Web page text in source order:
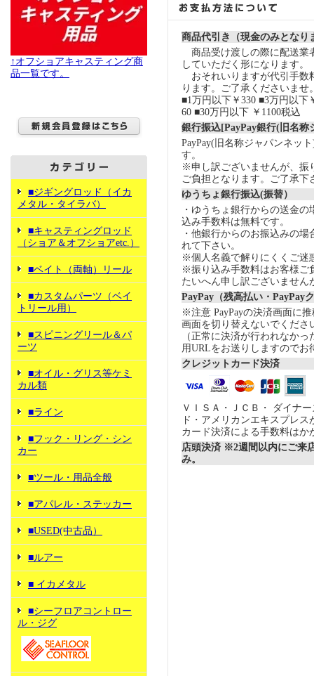
↑オフショアキャスティング商
品一覧です。
■ジギングロッド（イカ
メタル・タイラバ）
■キャスティングロッド
（ショア＆オフショアetc.）
■ベイト（両軸）リール
■カスタムパーツ（ベイ
トリール用）
■スピニングリール＆パ
ーツ
■オイル・グリス等ケミ
カル類
■ライン
■フック・リング・シン
カー
■ツール・用品全般
■アパレル・ステッカー
■USED(中古品）
■ルアー
■ イカメタル
■シーフロアコントロー
ル・ジグ
商品代引き（現金のみとなり
商品受け渡しの際に配送業
していただく形になります。
おそれいりますが代引手数
ります。ご了承くださいませ
■1万円以下￥330 ■3万円以下
60 ■30万円以下 ￥1100税込
銀行振込[PayPay銀行(旧名称
PayPay(旧名称ジャパンネッ
す。
※申し訳ございませんが、振
ご負担となります。ご了承下
ゆうちょ銀行振込(振替）
・ゆうちょ銀行からの送金
込み手数料は無料です。
・他銀行からのお振込みの場
れて下さい。
※個人名義で解りにくくご迷
※振り込み手数料はお客様ご
たいへん申し訳ございません
PayPay（残高払い・PayPay
※注意 PayPayの決済画面に
画面を切り替えないでくださ
（正常に決済が行われなか
用URLをお送りしますのでお
クレジットカード決済
ＶＩＳＡ・ＪＣＢ・ ダイナ
ド・アメリカンエキスプレ
カード決済による手数料はか
店頭決済 ※2週間以内にご来
み。